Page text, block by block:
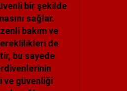
bir şekilde
sağlar.
bakım ve
de
bu sayede
ve güvenliği